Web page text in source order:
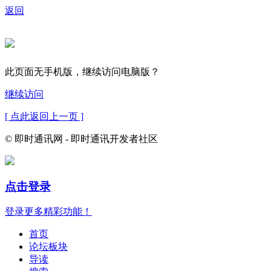
返回
此页面无手机版，继续访问电脑版？
继续访问
[ 点此返回上一页 ]
© 即时通讯网 - 即时通讯开发者社区
点击登录
登录更多精彩功能！
首页
论坛板块
导读